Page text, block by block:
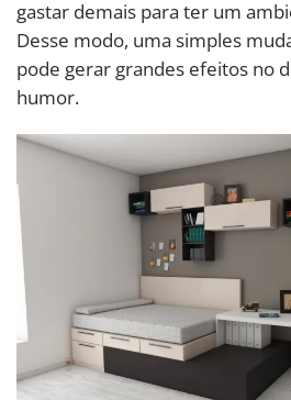
gastar demais para ter um
Desse modo, uma simples
pode gerar grandes efeitos no
humor.